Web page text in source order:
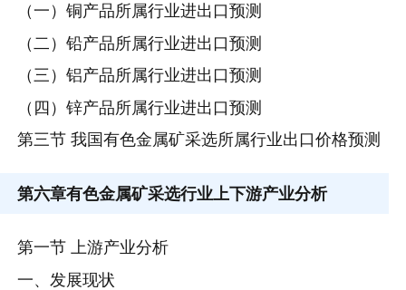
（一）铜产品所属行业进出口预测
（二）铅产品所属行业进出口预测
（三）铝产品所属行业进出口预测
（四）锌产品所属行业进出口预测
第三节 我国有色金属矿采选所属行业出口价格预测
第六章有色金属矿采选行业上下游产业分析
第一节 上游产业分析
一、发展现状